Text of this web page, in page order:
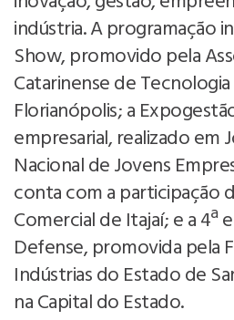
indústria. A programação
Show, promovido pela
Catarinense de
Florianópolis; a
empresarial, realizado em
Nacional de Jovens
conta com a participação
Comercial de Itajaí; e a 4ª
Defense, promovida pela
Indústrias do Estado de
na Capital do Estado.